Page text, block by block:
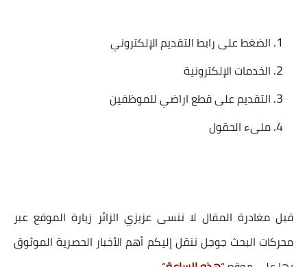
الضغط على رابط التقديم الإلكتروني
الخدمات الإلكترونية
التقديم على قطع اراضي للموظفين
ملىء الحقول
قبل مغادرة المقال لا تنسى عزيزي الزائر زيارة الموقع عبر
محركات البحث جوجل ننقل إليكم أهم الأخبار الحصرية الموثوق